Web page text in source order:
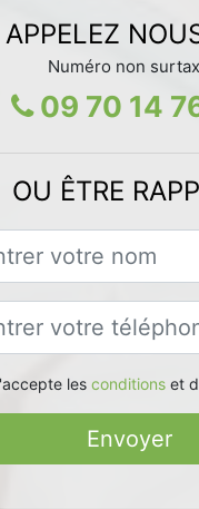
APPELEZ
Numéro non
09 70 14
OU ÊTRE
les conditionset
Envoyer